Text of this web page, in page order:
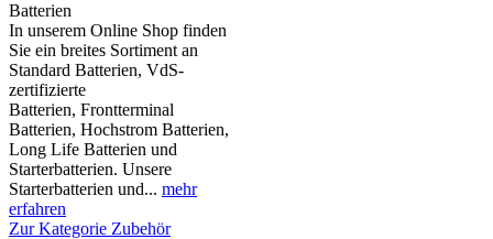
Batterien
In unserem Online Shop finden
Sie ein breites Sortiment an
Standard Batterien, VdS-
zertifizierte
Batterien, Frontterminal
Batterien, Hochstrom Batterien,
Long Life Batterien und
Starterbatterien. Unsere
Starterbatterien und... mehr
erfahren
Zur Kategorie Zubehör